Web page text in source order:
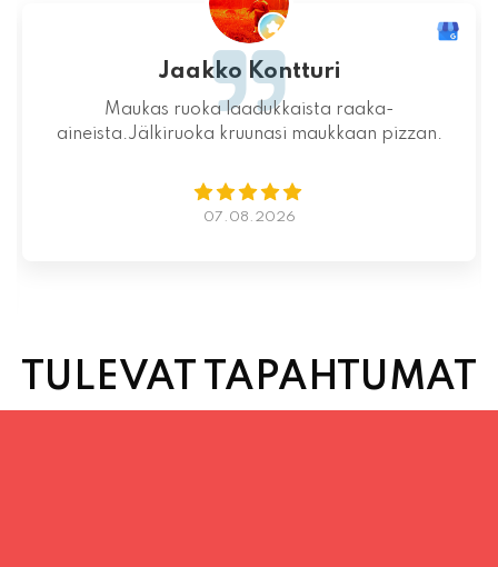
Jaakko Kontturi
Maukas ruoka laadukkaista raaka-
aineista.Jälkiruoka kruunasi maukkaan pizzan.
07.08.2026
TULEVAT TAPAHTUMAT